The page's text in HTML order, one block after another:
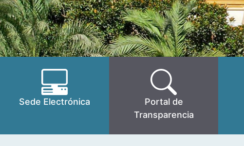
Sede Electrónica
Portal de
Transparencia